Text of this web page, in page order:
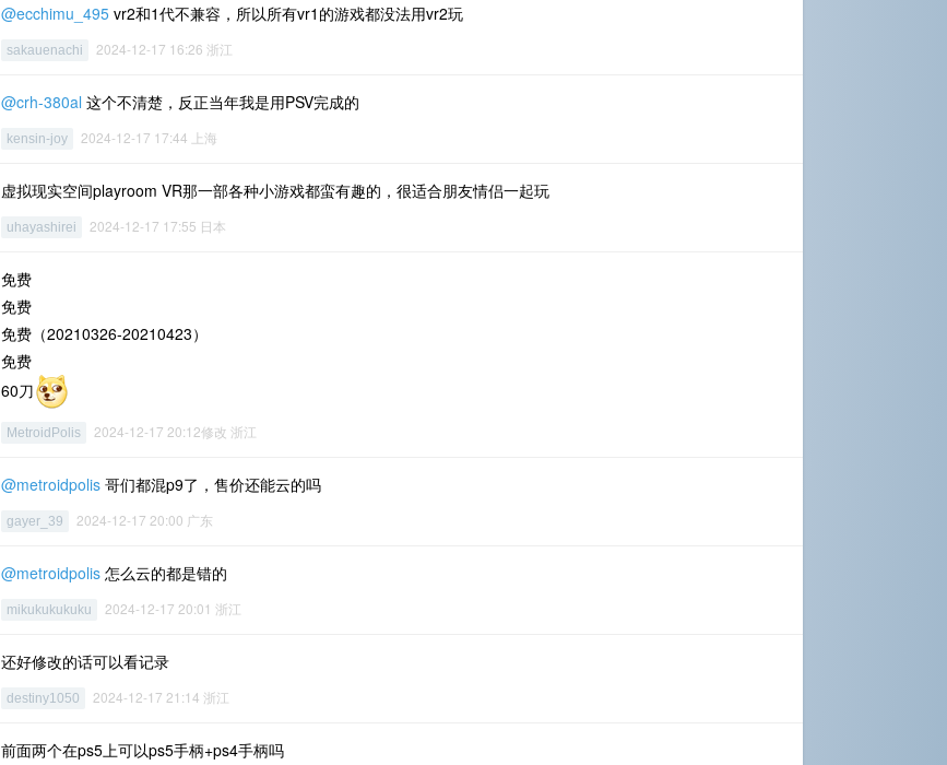
@ecchimu_495 vr2和1代不兼容，所以所有vr1的游戏都没法用vr2玩
sakauenachi 2024-12-17 16:26 浙江
@crh-380al 这个不清楚，反正当年我是用PSV完成的
kensin-joy 2024-12-17 17:44 上海
虚拟现实空间playroom VR那一部各种小游戏都蛮有趣的，很适合朋友情侣一起玩
uhayashirei 2024-12-17 17:55 日本
免费
免费
免费（20210326-20210423）
免费
60刀
MetroidPolis 2024-12-17 20:12修改 浙江
@metroidpolis 哥们都混p9了，售价还能云的吗
gayer_39 2024-12-17 20:00 广东
@metroidpolis 怎么云的都是错的
mikukukukuku 2024-12-17 20:01 浙江
还好修改的话可以看记录
destiny1050 2024-12-17 21:14 浙江
前面两个在ps5上可以ps5手柄+ps4手柄吗